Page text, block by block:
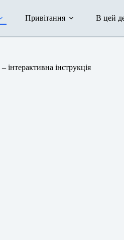
Привітання В цей
інтерактивна інструкція